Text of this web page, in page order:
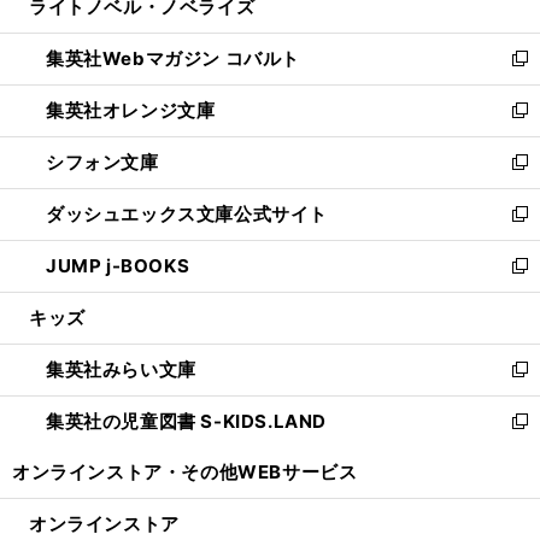
開
く
ウ
で
開
く
ン
ド
ウ
で
開
く
ウ
ィ
ン
ド
ウ
で
開
く
ライトノベル・ノベライズ
集英社Webマガジン コバルト
新
し
い
ウ
ィ
ン
ド
ウ
で
開
集英社オレンジ文庫
新
し
い
ウ
ィ
ン
ド
ウ
開
く
シフォン文庫
新
し
い
ウ
ィ
ン
ウ
で
開
く
ダッシュエックス文庫公式サイト
新
し
い
ウ
ン
ド
ウ
で
JUMP j-BOOKS
新
し
ウ
ィ
ン
ド
開
キッズ
集英社みらい文庫
新
し
い
ン
集英社の児童図書 S-KIDS.LAND
新
ウ
オンラインストア・ その他WEBサービス
オンラインストア